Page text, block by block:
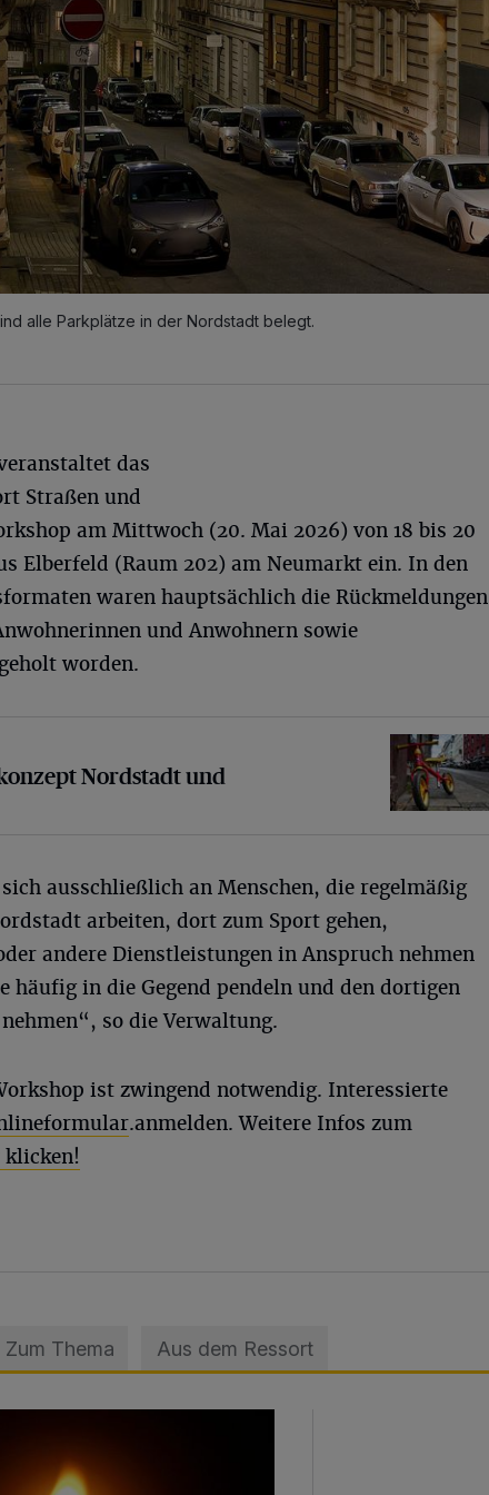
alle Parkplätze in der Nordstadt belegt.
das
Straßen und
am Mittwoch (20. Mai 2026) von 18 bis 20
Elberfeld (Raum 202) am Neumarkt ein. In den
waren hauptsächlich die Rückmeldungen
und Anwohnern sowie
worden.
Nordstadt und Luisenviertel
Nordstadt und
ausschließlich an Menschen, die regelmäßig
arbeiten, dort zum Sport gehen,
andere Dienstleistungen in Anspruch nehmen
häufig in die Gegend pendeln und den dortigen
so die Verwaltung.
ist zwingend notwendig. Interessierte
.anmelden. Weitere Infos zum
Zum Thema Aus dem Ressort